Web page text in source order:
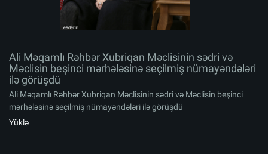
Ali Məqamlı Rəhbər Xubriqan Məclisinin sədri və
Məclisin beşinci mərhələsinə seçilmiş nümayəndələri
ilə görüşdü
Ali Məqamlı Rəhbər Xubriqan Məclisinin sədri və Məclisin beşinci
mərhələsinə seçilmiş nümayəndələri ilə görüşdü
Yüklə